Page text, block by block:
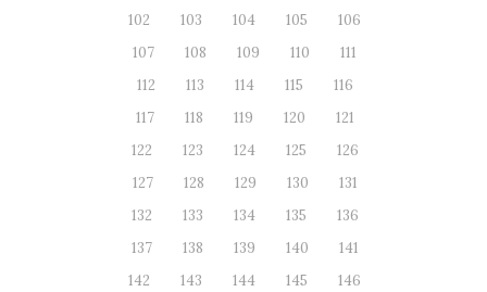
102
103 104 105
106
107
108 109 110
111
112
113 114 115
116
117
118 119 120
121
122
123 124 125
126
127
128 129 130
131
132
133 134 135
136
137
138 139 140
141
142
143 144 145
146